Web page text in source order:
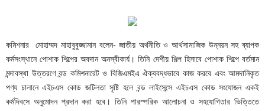
কমিশনার মোহাম্মদ মাহাবুবুজ্জামান বলেন- জাতীয় অর্থনীতি ও আর্থসামাজিক উন্নয়ন সহ ব্যাপক
কর্মসংস্থানে পোশাক শিল্পের অবদান অনস্বীকার্য। তিনি দেশীয় শিল্প হিসাবে পোশাক শিল্পে বর্তমান
মন্দাবস্থা উত্তরণে বন্ড কমিশনারেট ও বিজিএমইএ ঐক্যবদ্ধভাবে কাজ করবে এবং আমদানিকৃত
পণ্য চালানে এইচএস কোড জটিলতা সৃষ্টি হলে বন্ড লাইসেন্সে এইচএস কোড সংযোজন একই
কর্মদিবসে অনুমোদন প্রদান করা হবে। তিনি পারস্পরিক আলোচনা ও সহযোগিতার ভিত্তিতে